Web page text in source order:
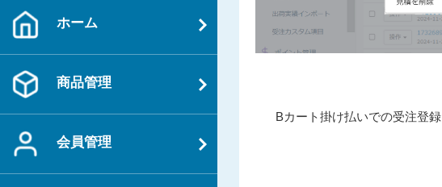
ホーム
商品管理
会員管理
過
Bカート掛け払いでの受注登録